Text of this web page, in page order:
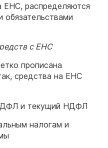
ЕНС, распределяются
с ЕНС
прописана
средства на ЕНС
и текущий НДФЛ
налогам и